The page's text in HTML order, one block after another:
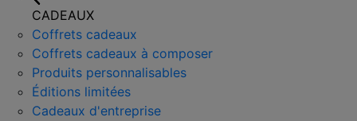
CADEAUX
Coffrets cadeaux
Coffrets cadeaux à composer
Produits personnalisables
Éditions limitées
Cadeaux d'entreprise